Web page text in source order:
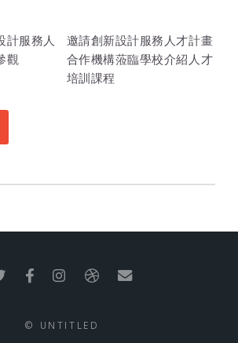
計服務人
觀
邀請創新設計服務人才計畫
合作機構蒞臨學校介紹人才
培訓課程
© UNTITLED